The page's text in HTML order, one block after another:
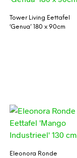
Tower Living Eettafel
‘Genua’ 180 x 90cm
Eleonora Ronde